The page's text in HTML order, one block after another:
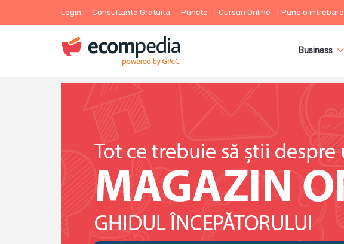
Login Consultanta Gratuita Puncte Cursuri Online Pune o întrebare
Business